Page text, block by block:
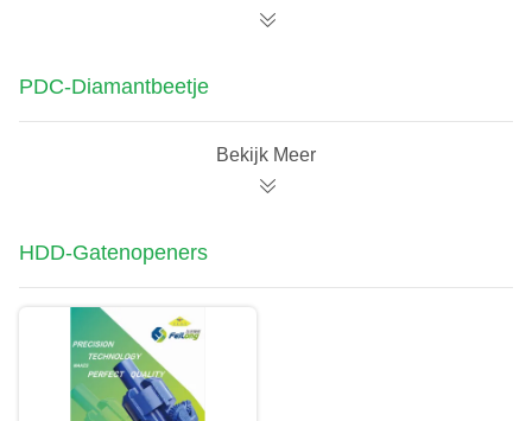
PDC-Diamantbeetje
Bekijk Meer
HDD-Gatenopeners